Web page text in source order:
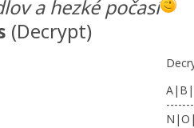
a hezké počasí
(Decrypt)